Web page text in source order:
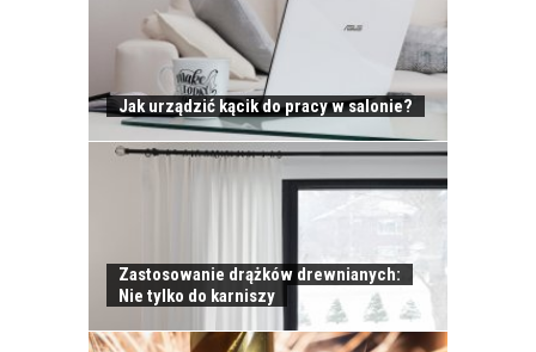
Jak urządzić kącik do pracy w salonie?
Zastosowanie drążków drewnianych:
Nie tylko do karniszy